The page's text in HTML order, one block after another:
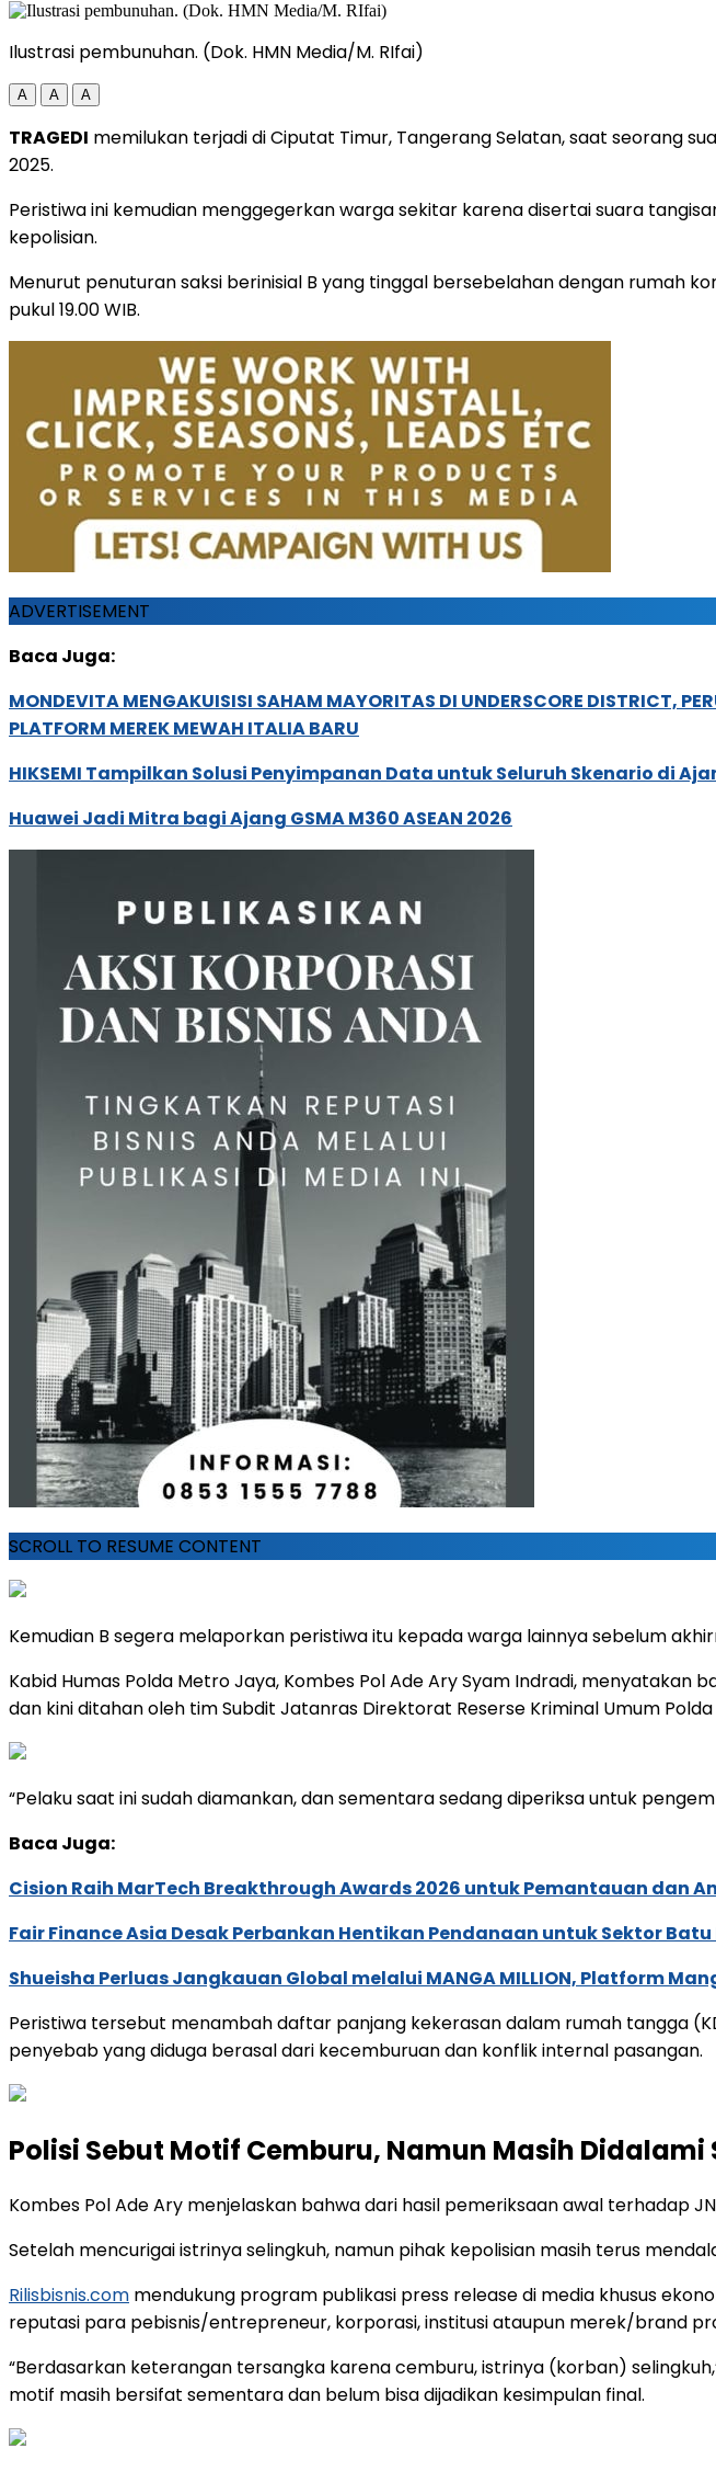
Ilustrasi pembunuhan. (Dok. HMN Media/M. RIfai)
A A A
TRAGEDI memilukan terjadi di Ciputat Timur, Tangerang Selatan, saat seorang
2025.
Peristiwa ini kemudian menggegerkan warga sekitar karena disertai suara
kepolisian.
Menurut penuturan saksi berinisial B yang tinggal bersebelahan dengan rumah
pukul 19.00 WIB.
ADVERTISEMENT
Baca Juga:
MONDEVITA MENGAKUISISI SAHAM MAYORITAS DI UNDERSCORE DISTRICT,
PLATFORM MEREK MEWAH ITALIA BARU
HIKSEMI Tampilkan Solusi Penyimpanan Data untuk Seluruh Skenario di
Huawei Jadi Mitra bagi Ajang GSMA M360 ASEAN 2026
SCROLL TO RESUME CONTENT
Kemudian B segera melaporkan peristiwa itu kepada warga lainnya sebelum
Kabid Humas Polda Metro Jaya, Kombes Pol Ade Ary Syam Indradi,
dan kini ditahan oleh tim Subdit Jatanras Direktorat Reserse Kriminal Umum
“Pelaku saat ini sudah diamankan, dan sementara sedang diperiksa untuk
Baca Juga:
Cision Raih MarTech Breakthrough Awards 2026 untuk Pemantauan dan
Fair Finance Asia Desak Perbankan Hentikan Pendanaan untuk Sektor Batu
Shueisha Perluas Jangkauan Global melalui MANGA MILLION, Platform
Peristiwa tersebut menambah daftar panjang kekerasan dalam rumah tangga
penyebab yang diduga berasal dari kecemburuan dan konflik internal pasangan.
Polisi Sebut Motif Cemburu, Namun Masih
Kombes Pol Ade Ary menjelaskan bahwa dari hasil pemeriksaan awal terhadap
Setelah mencurigai istrinya selingkuh, namun pihak kepolisian masih terus
Rilisbisnis.com mendukung program publikasi press release di media khusus
reputasi para pebisnis/entrepreneur, korporasi, institusi ataupun merek/brand
“Berdasarkan keterangan tersangka karena cemburu, istrinya (korban)
motif masih bersifat sementara dan belum bisa dijadikan kesimpulan final.